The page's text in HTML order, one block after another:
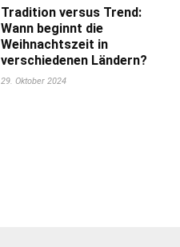
Tradition versus Trend:
Wann beginnt die
Weihnachtszeit in
verschiedenen Ländern?
29. Oktober 2024